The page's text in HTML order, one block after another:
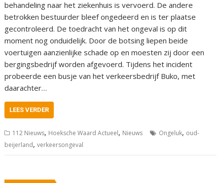
behandeling naar het ziekenhuis is vervoerd. De andere
betrokken bestuurder bleef ongedeerd en is ter plaatse
gecontroleerd. De toedracht van het ongeval is op dit
moment nog onduidelijk. Door de botsing liepen beide
voertuigen aanzienlijke schade op en moesten zij door een
bergingsbedrijf worden afgevoerd. Tijdens het incident
probeerde een busje van het verkeersbedrijf Buko, met
daarachter…
LEES VERDER
112 Nieuws, Hoeksche Waard Actueel, Nieuws Ongeluk, oud-
beijerland,verkeersongeval